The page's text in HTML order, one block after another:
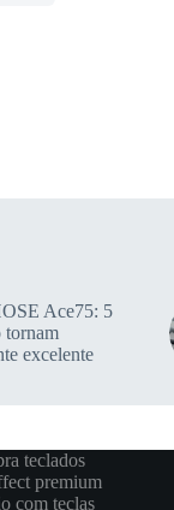
Ace75: 5
tornam
excelente
teclados
premium
com teclas